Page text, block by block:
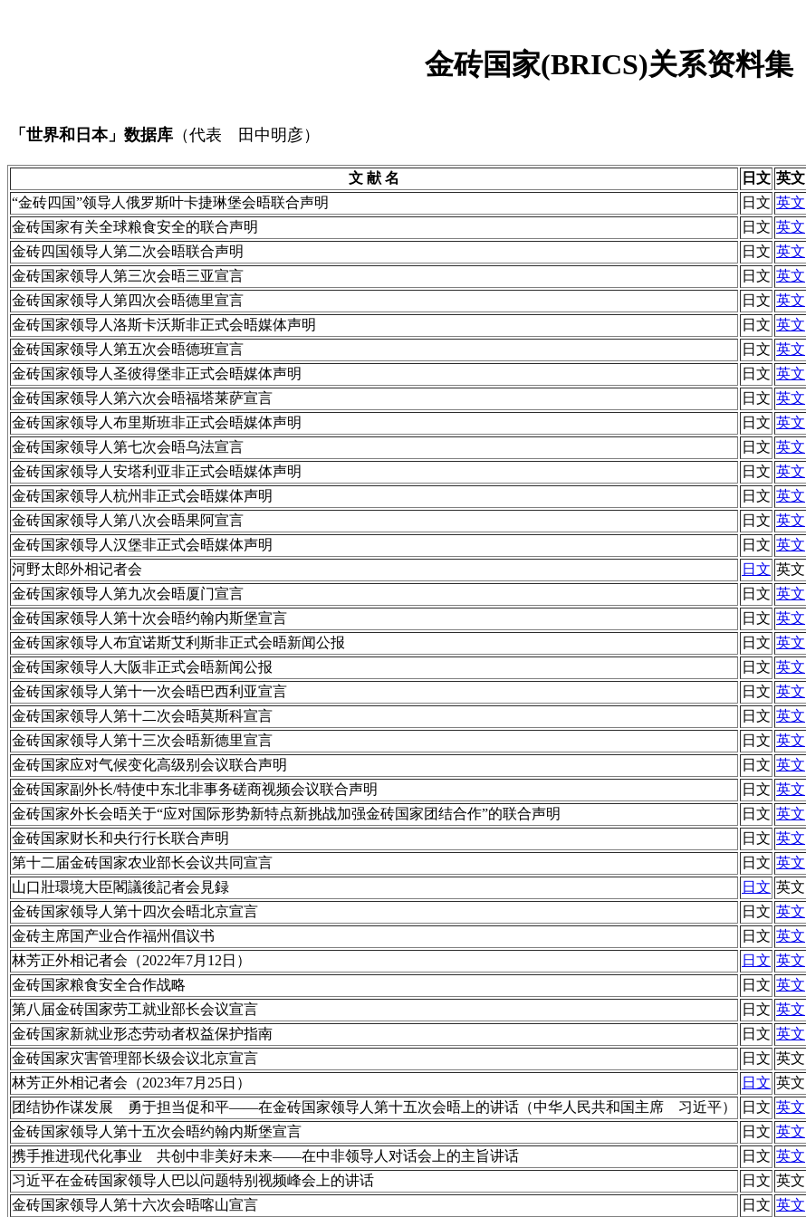
金砖国家(BRICS)关系资料集
「世界和日本」数据库 （代表 田中明彦）
文 献 名
日文 英文
“金砖四国”领导人俄罗斯叶卡捷琳堡会晤联合声明
日文 英文
金砖国家有关全球粮食安全的联合声明
日文 英文
金砖四国领导人第二次会晤联合声明
日文 英文
金砖国家领导人第三次会晤三亚宣言
日文 英文
金砖国家领导人第四次会晤德里宣言
日文 英文
金砖国家领导人洛斯卡沃斯非正式会晤媒体声明
日文 英文
金砖国家领导人第五次会晤德班宣言
日文 英文
金砖国家领导人圣彼得堡非正式会晤媒体声明
日文 英文
金砖国家领导人第六次会晤福塔莱萨宣言
日文 英文
金砖国家领导人布里斯班非正式会晤媒体声明
日文 英文
金砖国家领导人第七次会晤乌法宣言
日文 英文
金砖国家领导人安塔利亚非正式会晤媒体声明
日文 英文
金砖国家领导人杭州非正式会晤媒体声明
日文 英文
金砖国家领导人第八次会晤果阿宣言
日文 英文
金砖国家领导人汉堡非正式会晤媒体声明
日文 英文
河野太郎外相记者会
日文 英文
金砖国家领导人第九次会晤厦门宣言
日文 英文
金砖国家领导人第十次会晤约翰内斯堡宣言
日文 英文
金砖国家领导人布宜诺斯艾利斯非正式会晤新闻公报
日文 英文
金砖国家领导人大阪非正式会晤新闻公报
日文 英文
金砖国家领导人第十一次会晤巴西利亚宣言
日文 英文
金砖国家领导人第十二次会晤莫斯科宣言
日文 英文
金砖国家领导人第十三次会晤新德里宣言
日文 英文
金砖国家应对气候变化高级别会议联合声明
日文 英文
金砖国家副外长/特使中东北非事务磋商视频会议联合声明
日文 英文
金砖国家外长会晤关于“应对国际形势新特点新挑战加强金砖国家团结合作”的联合声明
日文 英文
金砖国家财长和央行行长联合声明
日文 英文
第十二届金砖国家农业部长会议共同宣言
日文 英文
山口壯環境大臣閣議後記者会見録
日文 英文
金砖国家领导人第十四次会晤北京宣言
日文 英文
金砖主席国产业合作福州倡议书
日文 英文
林芳正外相记者会（2022年7月12日）
日文 英文
金砖国家粮食安全合作战略
日文 英文
第八届金砖国家劳工就业部长会议宣言
日文 英文
金砖国家新就业形态劳动者权益保护指南
日文 英文
金砖国家灾害管理部长级会议北京宣言
日文 英文
林芳正外相记者会（2023年7月25日）
日文 英文
团结协作谋发展 勇于担当促和平——在金砖国家领导人第十五次会晤上的讲话（中华人民共和国主席 习近平）
日文 英文
金砖国家领导人第十五次会晤约翰内斯堡宣言
日文 英文
携手推进现代化事业 共创中非美好未来——在中非领导人对话会上的主旨讲话
日文 英文
习近平在金砖国家领导人巴以问题特别视频峰会上的讲话
日文 英文
金砖国家领导人第十六次会晤喀山宣言
日文 英文